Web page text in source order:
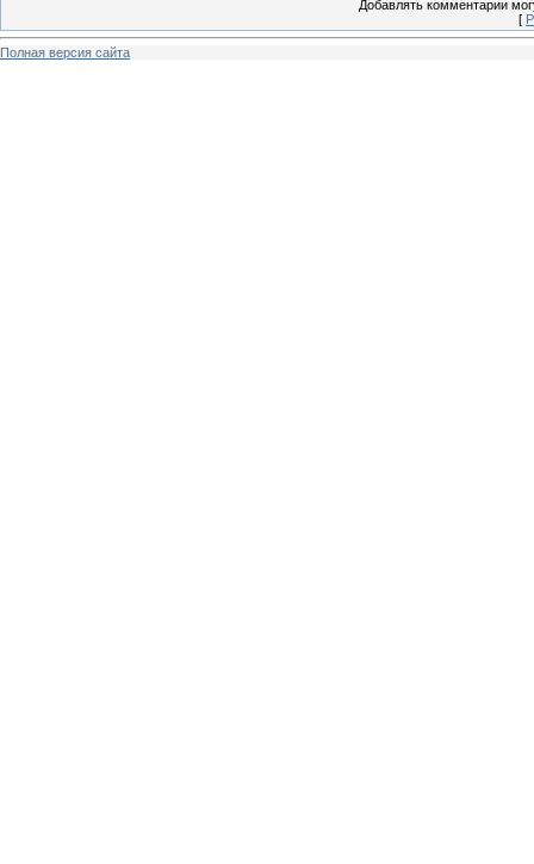
Добавлять комментарии
[
Полная версия сайта